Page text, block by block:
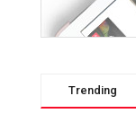
Trending